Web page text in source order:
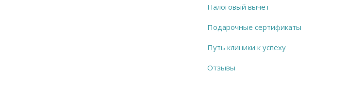
Налоговый вычет
Подарочные сертификаты
Путь клиники к успеху
Отзывы